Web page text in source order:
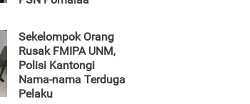
Sekelompok Orang
Rusak FMIPA UNM,
Polisi Kantongi
Nama-nama Terduga
Pelaku